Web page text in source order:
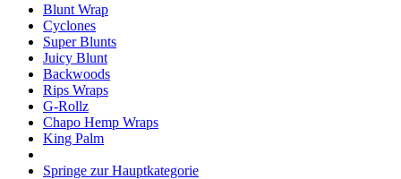
Blunt Wrap
Cyclones
Super Blunts
Juicy Blunt
Backwoods
Rips Wraps
G-Rollz
Chapo Hemp Wraps
King Palm
Springe zur Hauptkategorie